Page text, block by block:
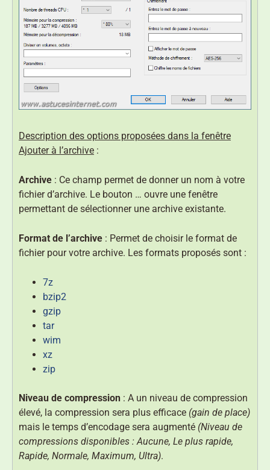
Description des options proposées dans la fenêtre
Ajouter à l’archive :
Archive : Ce champ permet de donner un nom à votre
fichier d’archive. Le bouton … ouvre une fenêtre
permettant de sélectionner une archive existante.
Format de l’archive : Permet de choisir le format de
fichier pour votre archive. Les formats proposés sont :
7z
bzip2
gzip
tar
wim
xz
zip
Niveau de compression : A un niveau de compression
élevé, la compression sera plus efficace (gain de place)
mais le temps d’encodage sera augmenté (Niveau de
compressions disponibles : Aucune, Le plus rapide,
Rapide, Normale, Maximum, Ultra).